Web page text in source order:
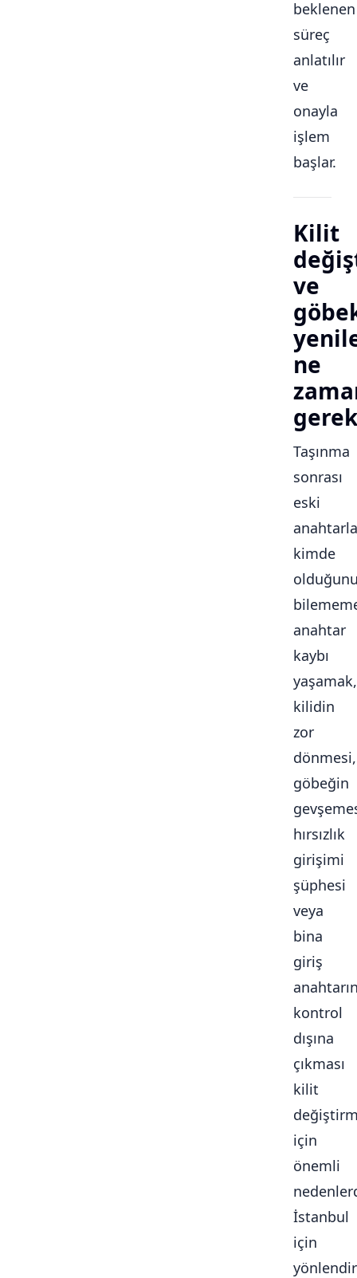
beklenen
süreç
anlatılır
ve
onayla
işlem
başlar.
Kilit
ve
ne
Taşınma
sonrası
eski
kimde
anahtar
kaybı
yaşamak,
kilidin
zor
dönmesi,
göbeğin
hırsızlık
girişimi
şüphesi
veya
bina
giriş
kontrol
dışına
çıkması
kilit
için
önemli
İstanbul
için